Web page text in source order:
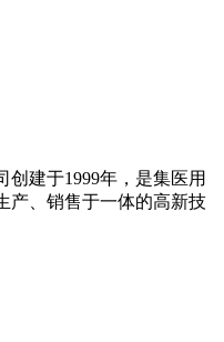
建于1999年，是集医用
产、销售于一体的高新技